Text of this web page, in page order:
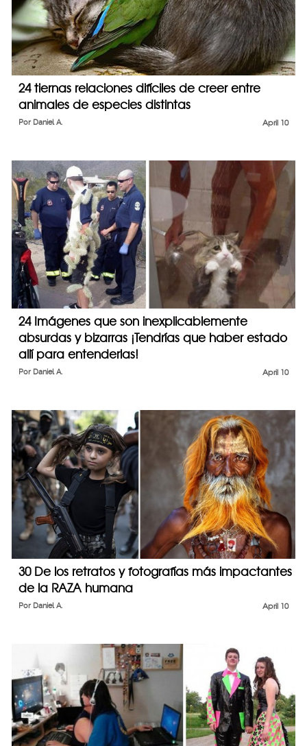
24 tiernas relaciones difíciles de creer entre
animales de especies distintas
April 10
Por Daniel A.
24 Imágenes que son inexplicablemente
absurdas y bizarras ¡Tendrías que haber estado
allí para entenderlas!
April 10
Por Daniel A.
30 De los retratos y fotografías más impactantes
de la RAZA humana
April 10
Por Daniel A.